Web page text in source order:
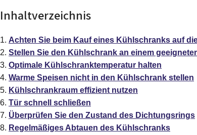
Inhaltverzeichnis
Achten Sie beim Kauf eines Kühlschranks auf
Stellen Sie den Kühlschrank an einem
Optimale Kühlschranktemperatur halten
Warme Speisen nicht in den Kühlschrank stellen
Kühlschrankraum effizient nutzen
Tür schnell schließen
Überprüfen Sie den Zustand des Dichtungsrings
Regelmäßiges Abtauen des Kühlschranks